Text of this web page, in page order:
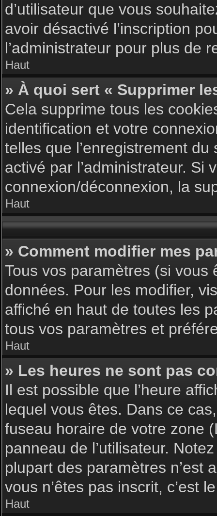
d’utilisateur que vous
avoir désactivé l’inscription
l’administrateur pour plus de
Haut
» À quoi sert « Supprimer
Cela supprime tous les
identification et votre
telles que l’enregistrement
activé par l’administrateur. Si
connexion/déconnexion, la
Haut
» Comment modifier mes
Tous vos paramètres (si
données. Pour les modifier,
affiché en haut de toutes les
tous vos paramètres et
Haut
» Les heures ne sont pas
Il est possible que l’heure
lequel vous êtes. Dans ce
fuseau horaire de votre zone
panneau de l’utilisateur.
plupart des paramètres n’est
vous n’êtes pas inscrit, c’est
Haut